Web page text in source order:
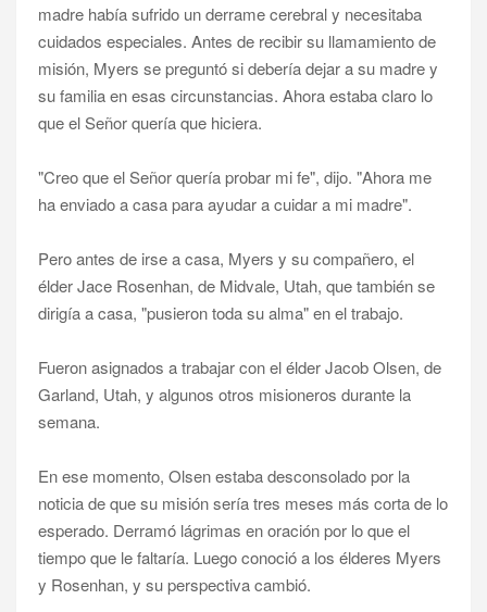
madre había sufrido un derrame cerebral y necesitaba
cuidados especiales. Antes de recibir su llamamiento de
misión, Myers se preguntó si debería dejar a su madre y
su familia en esas circunstancias. Ahora estaba claro lo
que el Señor quería que hiciera.
"Creo que el Señor quería probar mi fe", dijo. "Ahora me
ha enviado a casa para ayudar a cuidar a mi madre".
Pero antes de irse a casa, Myers y su compañero, el
élder Jace Rosenhan, de Midvale, Utah, que también se
dirigía a casa, "pusieron toda su alma" en el trabajo.
Fueron asignados a trabajar con el élder Jacob Olsen, de
Garland, Utah, y algunos otros misioneros durante la
semana.
En ese momento, Olsen estaba desconsolado por la
noticia de que su misión sería tres meses más corta de lo
esperado. Derramó lágrimas en oración por lo que el
tiempo que le faltaría. Luego conoció a los élderes Myers
y Rosenhan, y su perspectiva cambió.